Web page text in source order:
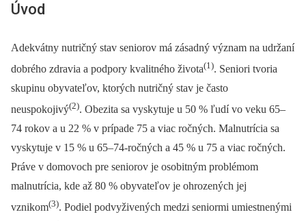
Úvod
Adekvátny nutričný stav seniorov má zásadný význam na udržaní
dobrého zdravia a podpory kvalitného života(1). Seniori tvoria
skupinu obyvateľov, ktorých nutričný stav je často
neuspokojivý(2). Obezita sa vyskytuje u 50 % ľudí vo veku 65–
74 rokov a u 22 % v prípade 75 a viac ročných. Malnutrícia sa
vyskytuje v 15 % u 65–74-ročných a 45 % u 75 a viac ročných.
Práve v domovoch pre seniorov je osobitným problémom
malnutrícia, kde až 80 % obyvateľov je ohrozených jej
vznikom(3). Podiel podvyživených medzi seniormi umiestnenými